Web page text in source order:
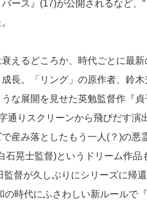
バース』(17)が公開されるなど
えるどころか、時代ごとに最
長。「リング」の原作者、鈴
な展開を見せた英勉監督作『
通りスクリーンから飛びだす
で産み落としたもう一人(？)の
石晃士監督)というドリーム作品
督が久しぶりにシリーズに帰
の時代にふさわしい新ルールで